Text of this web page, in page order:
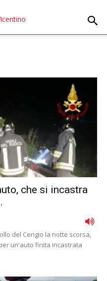
che si incastra
del Cengio la notte scorsa,
un'auto finita incastrata